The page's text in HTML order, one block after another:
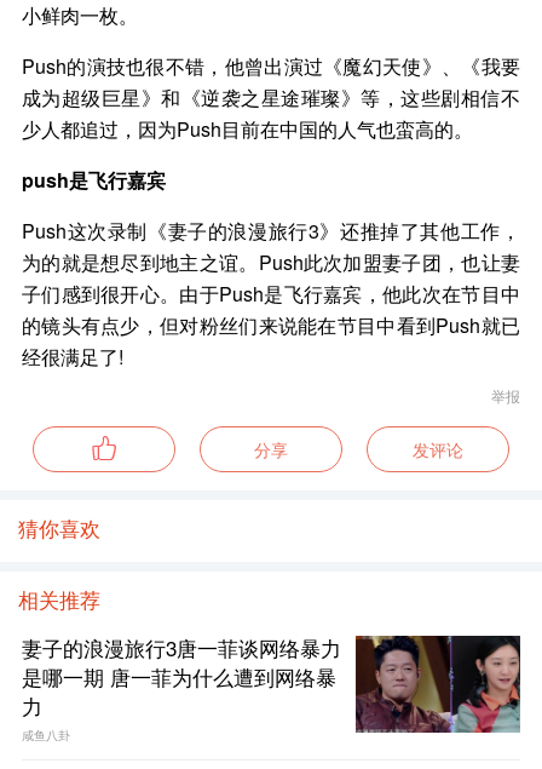
小鲜肉一枚。
Push的演技也很不错，他曾出演过《魔幻天使》、《我要
成为超级巨星》和《逆袭之星途璀璨》等，这些剧相信不
少人都追过，因为Push目前在中国的人气也蛮高的。
push是飞行嘉宾
Push这次录制《妻子的浪漫旅行3》还推掉了其他工作，
为的就是想尽到地主之谊。Push此次加盟妻子团，也让妻
子们感到很开心。由于Push是飞行嘉宾，他此次在节目中
的镜头有点少，但对粉丝们来说能在节目中看到Push就已
经很满足了!
举报
分享 发评论
猜你喜欢
相关推荐
妻子的浪漫旅行3唐一菲谈网络暴力
是哪一期 唐一菲为什么遭到网络暴
力
咸鱼八卦